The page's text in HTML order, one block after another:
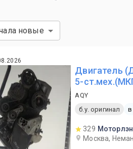
новые
Двигатель
5-
AQY
б.у. оригинал
в
329
Москва,